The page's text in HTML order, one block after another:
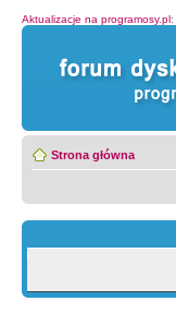
Aktualizacje na programosy.pl:
Strona główna